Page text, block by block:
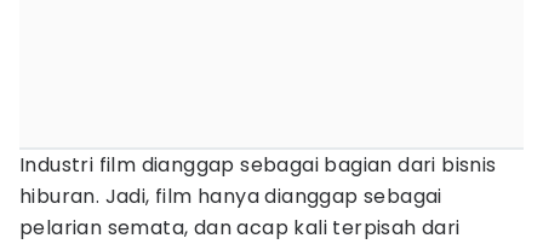
Industri film dianggap sebagai bagian dari bisnis
hiburan. Jadi, film hanya dianggap sebagai
pelarian semata, dan acap kali terpisah dari